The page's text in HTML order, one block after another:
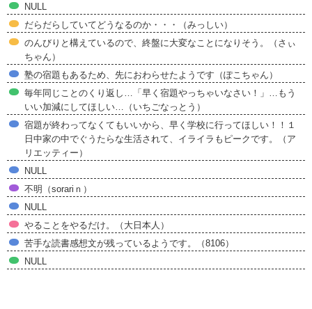
NULL
だらだらしていてどうなるのか・・・（みっしい）
のんびりと構えているので、終盤に大変なことになりそう。（さぃ
ちゃん）
塾の宿題もあるため、先におわらせたようです（ぽこちゃん）
毎年同じことのくり返し…「早く宿題やっちゃいなさい！」…もう
いい加減にしてほしい…（いちごなっとう）
宿題が終わってなくてもいいから、早く学校に行ってほしい！！１
日中家の中でぐうたらな生活されて、イライラもピークです。（ア
リエッティー）
NULL
不明（sorariｎ）
NULL
やることをやるだけ。（大日本人）
苦手な読書感想文が残っているようです。（8106）
NULL